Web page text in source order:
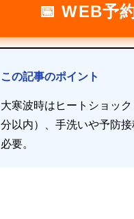
📅 WEB予
この記事のポイント
大寒波時はヒートショッ
分以内）、手洗いや予防
必要。